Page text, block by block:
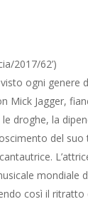
2017/62’)
ogni genere
Mick Jagger,
droghe, la
del
mondiale
così il